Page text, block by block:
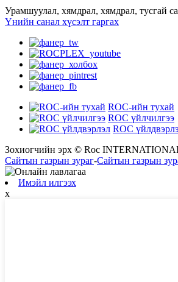
Урамшуулал, хямдрал, хямдрал, тусгай
Үнийн санал хүсэлт гаргах
ROC-ийн тухай
ROC үйлчилгээ
ROC
Зохиогчийн эрх © Roc INTERNATIONAL
Сайтын газрын зураг-Сайтын газрын
Имэйл илгээх
x